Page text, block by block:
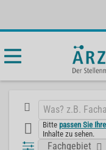
Bittepassen Sie
Inhalte zu sehen.
Fachgebiet